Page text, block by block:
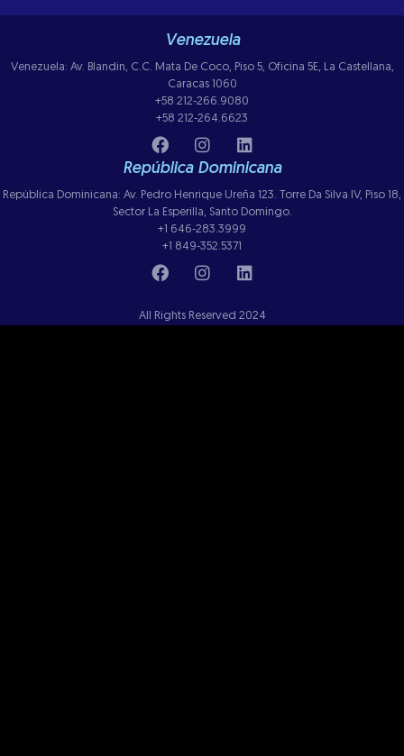
Venezuela
Venezuela: Av. Blandin, C.C. Mata De Coco, Piso 5, Oficina 5E, La Castellana,
Caracas 1060
+58 212-266.9080
+58 212-264.6623
República Dominicana
República Dominicana: Av. Pedro Henrique Ureña 123. Torre Da Silva IV, Piso 18,
Sector La Esperilla, Santo Domingo.
+1 646-283.3999
+1 849-352.5371
All Rights Reserved 2024